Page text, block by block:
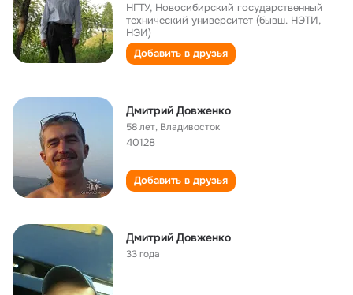
НГТУ, Новосибирский государственный
технический университет (бывш. НЭТИ,
НЭИ)
Добавить в друзья
Дмитрий Довженко
58 лет, Владивосток
40128
Добавить в друзья
Дмитрий Довженко
33 года